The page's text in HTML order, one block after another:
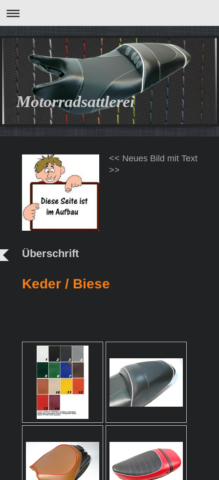
Motorradsattlerei
<< Neues Bild mit Text
>>
Überschrift
Keder / Biese